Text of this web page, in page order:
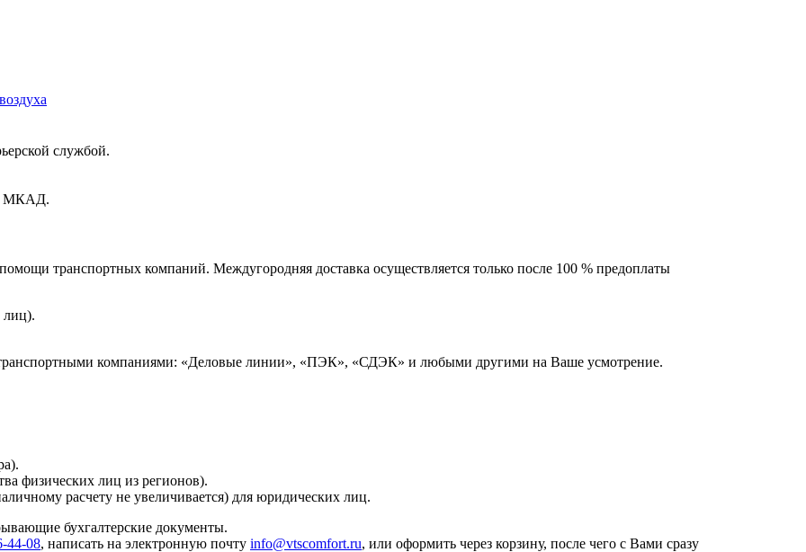
службой.
МКАД.
транспортных компаний. Междугородняя доставка осуществляется только после 100 % предоплаты
лиц).
компаниями: «Деловые линии», «ПЭК», «СДЭК» и любыми другими на Ваше усмотрение.
физических лиц из регионов).
расчету не увеличивается) для юридических лиц.
бухгалтерские документы.
44-08, написать на электронную почту info@vtscomfort.ru, или оформить через корзину, после чего с Вами сразу